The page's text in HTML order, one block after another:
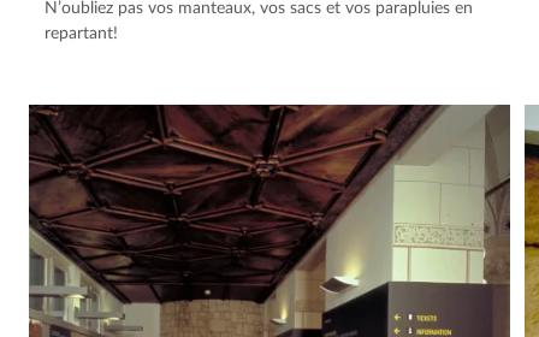
N’oubliez pas vos manteaux, vos sacs et vos parapluies en
repartant!